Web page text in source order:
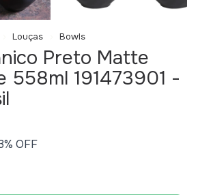
Louças Bowls
Preto Matte
558ml 191473901 -
% OFF